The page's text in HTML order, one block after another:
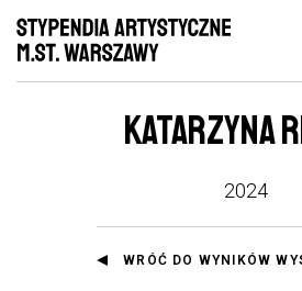
KATARZYNA
2024
WRÓĆ DO WYNIKÓW